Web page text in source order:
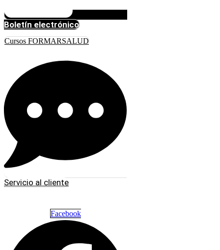
Boletín electrónico
Cursos FORMARSALUD
Servicio al cliente
Facebook